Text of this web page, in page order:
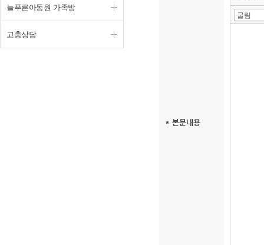
늘푸른아동원 가족방
고충상담
* 본문내용
굴림
구
배경색 툴바 더보기